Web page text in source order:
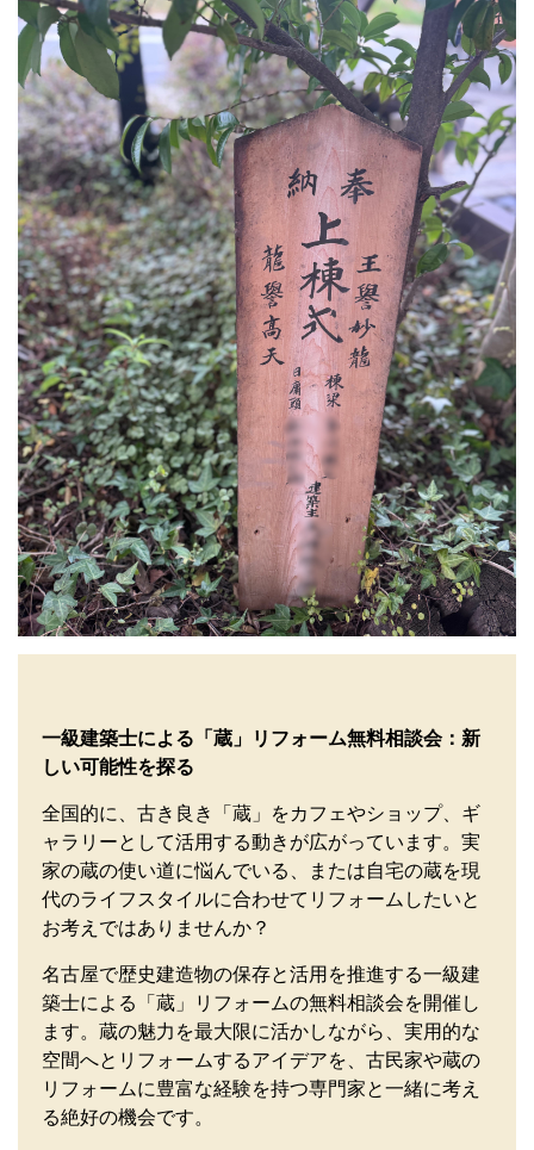
一級建築士による「蔵」リフォーム無料相談会：新
しい可能性を探る
全国的に、古き良き「蔵」をカフェやショップ、ギ
ャラリーとして活用する動きが広がっています。実
家の蔵の使い道に悩んでいる、または自宅の蔵を現
代のライフスタイルに合わせてリフォームしたいと
お考えではありませんか？
名古屋で歴史建造物の保存と活用を推進する一級建
築士による「蔵」リフォームの無料相談会を開催し
ます。蔵の魅力を最大限に活かしながら、実用的な
空間へとリフォームするアイデアを、古民家や蔵の
リフォームに豊富な経験を持つ専門家と一緒に考え
る絶好の機会です。